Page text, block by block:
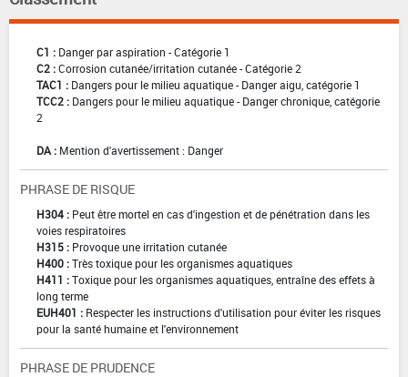
C1 : Danger par aspiration - Catégorie 1
C2 :Corrosion cutanée/irritation cutanée - Catégorie 2
TAC1 : Dangers pour le milieu aquatique - Danger aigu, catégorie 1
TCC2 : Dangers pour le milieu aquatique - Danger chronique, catégorie
2
DA : Mention d'avertissement : Danger
PHRASE DE RISQUE
H304 : Peut être mortel en cas d'ingestion et de pénétration dans les
voies respiratoires
H315 : Provoque une irritation cutanée
H400 :Très toxique pour les organismes aquatiques
H411 :Toxique pour les organismes aquatiques, entraîne des effets à
long terme
EUH401 : Respecter les instructions d'utilisation pour éviter les risques
pour la santé humaine et l'environnement
PHRASE DE PRUDENCE